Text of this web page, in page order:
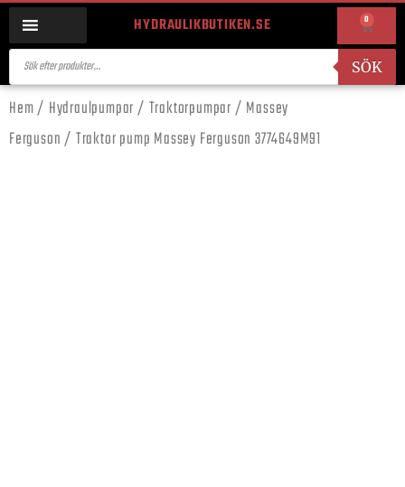
HYDRAULIKBUTIKEN.SE 0
SÖK
Hem/ Hydraulpumpar/ Traktorpumpar/ Massey
Ferguson/ Traktor pump Massey Ferguson 3774649M91